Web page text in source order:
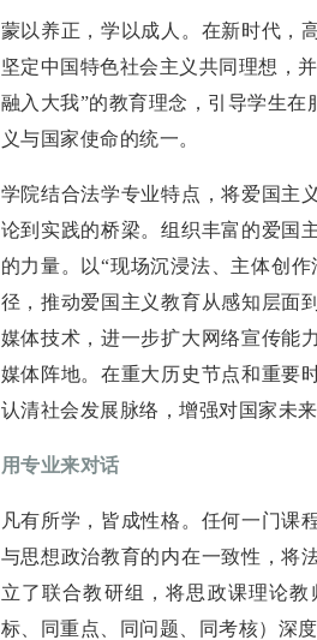
蒙以养正，学以成人。在新时代，
坚定中国特色社会主义共同理想，
融入大我”的教育理念，引导学生
义与国家使命的统一。
学院结合法学专业特点，将爱国主
论到实践的桥梁。组织丰富的爱国
的力量。以“现场沉浸法、主体创
径，推动爱国主义教育从感知层面
媒体技术，进一步扩大网络宣传能
媒体阵地。在重大历史节点和重要
认清社会发展脉络，增强对国家未
用专业来对话
凡有所学，皆成性格。任何一门课
与思想政治教育的内在一致性，将
立了联合教研组，将思政课理论
标、同重点、同问题、同考核）深